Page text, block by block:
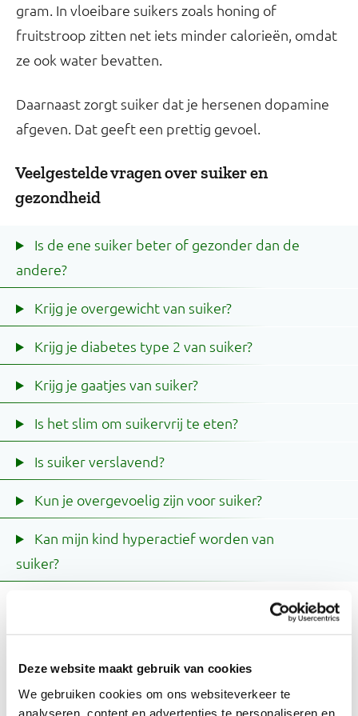
Deze website maakt gebruik van cookies
We gebruiken cookies om ons websiteverkeer te
analyseren, content en advertenties te personaliseren en
gram. In vloeibare suikers zoals honing of
fruitstroop zitten net iets minder calorieën, omdat
ze ook water bevatten.
Daarnaast zorgt suiker dat je hersenen dopamine
afgeven. Dat geeft een prettig gevoel.
Veelgestelde vragen over suiker en
gezondheid
Is de ene suiker beter of gezonder dan de
andere?
Krijg je overgewicht van suiker?
Krijg je diabetes type 2 van suiker?
Krijg je gaatjes van suiker?
Is het slim om suikervrij te eten?
Is suiker verslavend?
Kun je overgevoelig zijn voor suiker?
Kan mijn kind hyperactief worden van
suiker?
dag?
In Nederland geeft de Gezondheidsraad geen